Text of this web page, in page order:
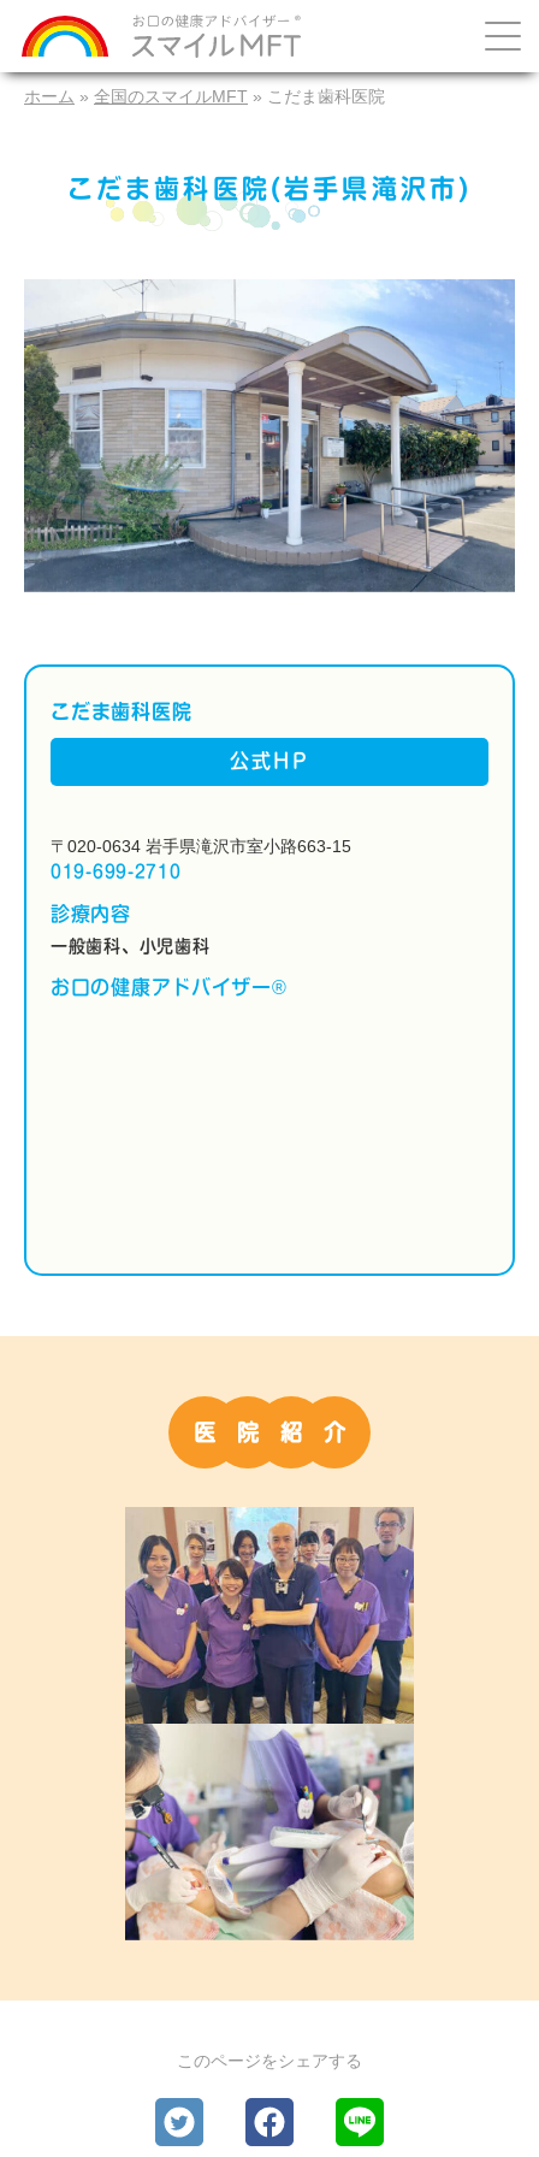
ホーム » 全国のスマイルMFT » こだま歯科医院
こだま歯科医院(岩手県滝沢市)
こだま歯科医院
公式HP
〒020-0634 岩手県滝沢市室小路663-15
019-699-2710
診療内容
一般歯科、小児歯科
お口の健康アドバイザー®
医 院 紹 介
このページをシェアする